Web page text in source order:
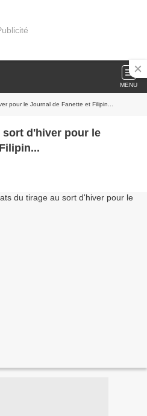
MENU
pour le Journal de Fanette et Filipin...
sort d'hiver pour le